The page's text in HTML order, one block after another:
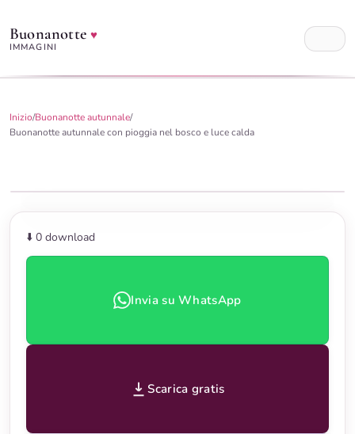
Buonanotte♥
IMMAGINI
Inizio/Buonanotte autunnale/
Buonanotte autunnale con pioggia nel bosco e luce calda
⬇️ 0 download
Invia su WhatsApp
Scarica gratis